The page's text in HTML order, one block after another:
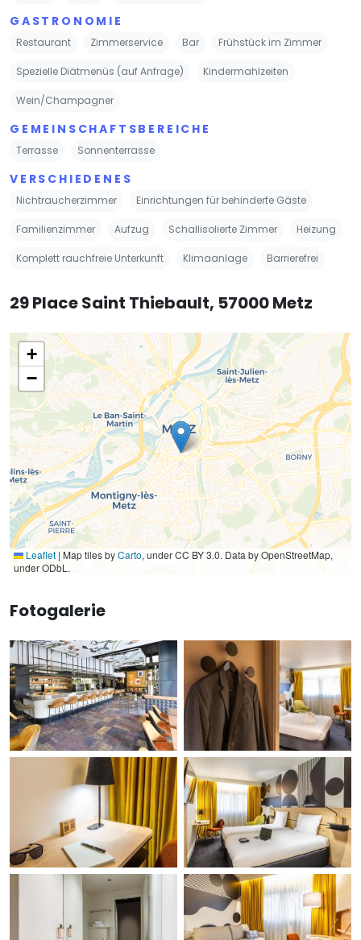
GASTRONOMIE
Restaurant Zimmerservice Bar Frühstück im Zimmer
Spezielle Diätmenüs (auf Anfrage) Kindermahlzeiten
Wein/Champagner
GEMEINSCHAFTSBEREICHE
Terrasse Sonnenterrasse
VERSCHIEDENES
Nichtraucherzimmer Einrichtungen für behinderte Gäste
Familienzimmer Aufzug Schallisolierte Zimmer Heizung
Komplett rauchfreie Unterkunft Klimaanlage Barrierefrei
29 Place Saint Thiebault, 57000 Metz
+
−
Leaflet | Map tiles byCarto, under CC BY 3.0. Data by OpenStreetMap,
under ODbL.
Fotogalerie